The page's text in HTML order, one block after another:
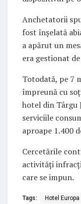
Anchetatorii
fost înșelată
a apărut un
era gestionat
Totodată, pe 7
împreună cu
hotel din Târgu
serviciile
aproape 1.400
Cercetările
activități
care se impun.
Tags: Hotel Europa